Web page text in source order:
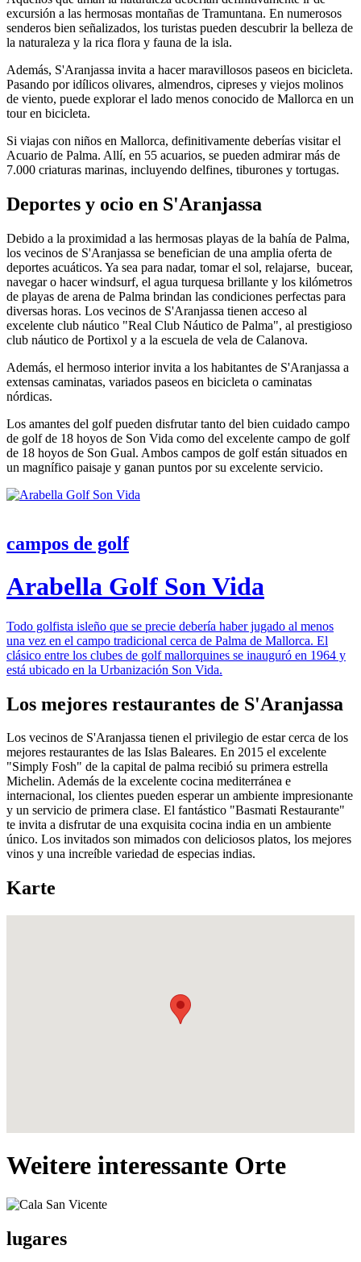
excursión a las hermosas montañas de Tramuntana. En numerosos
senderos bien señalizados, los turistas pueden descubrir la belleza de
la naturaleza y la rica flora y fauna de la isla.
Además, S'Aranjassa invita a hacer maravillosos paseos en bicicleta.
Pasando por idílicos olivares, almendros, cipreses y viejos molinos
de viento, puede explorar el lado menos conocido de Mallorca en un
tour en bicicleta.
Si viajas con niños en Mallorca, definitivamente deberías visitar el
Acuario de Palma. Allí, en 55 acuarios, se pueden admirar más de
7.000 criaturas marinas, incluyendo delfines, tiburones y tortugas.
Deportes y ocio en S'Aranjassa
Debido a la proximidad a las hermosas playas de la bahía de Palma,
los vecinos de S'Aranjassa se benefician de una amplia oferta de
deportes acuáticos. Ya sea para nadar, tomar el sol, relajarse, bucear,
navegar o hacer windsurf, el agua turquesa brillante y los kilómetros
de playas de arena de Palma brindan las condiciones perfectas para
diversas horas. Los vecinos de S'Aranjassa tienen acceso al
excelente club náutico "Real Club Náutico de Palma", al prestigioso
club náutico de Portixol y a la escuela de vela de Calanova.
Además, el hermoso interior invita a los habitantes de S'Aranjassa a
extensas caminatas, variados paseos en bicicleta o caminatas
nórdicas.
Los amantes del golf pueden disfrutar tanto del bien cuidado campo
de golf de 18 hoyos de Son Vida como del excelente campo de golf
de 18 hoyos de Son Gual. Ambos campos de golf están situados en
un magnífico paisaje y ganan puntos por su excelente servicio.
campos de golf
Arabella Golf Son Vida
Todo golfista isleño que se precie debería haber jugado al menos
una vez en el campo tradicional cerca de Palma de Mallorca. El
clásico entre los clubes de golf mallorquines se inauguró en 1964 y
está ubicado en la Urbanización Son Vida.
Los mejores restaurantes de S'Aranjassa
Los vecinos de S'Aranjassa tienen el privilegio de estar cerca de los
mejores restaurantes de las Islas Baleares. En 2015 el excelente
"Simply Fosh" de la capital de palma recibió su primera estrella
Michelin. Además de la excelente cocina mediterránea e
internacional, los clientes pueden esperar un ambiente impresionante
y un servicio de primera clase. El fantástico "Basmati Restaurante"
te invita a disfrutar de una exquisita cocina india en un ambiente
único. Los invitados son mimados con deliciosos platos, los mejores
vinos y una increíble variedad de especias indias.
Karte
Weitere interessante Orte
lugares